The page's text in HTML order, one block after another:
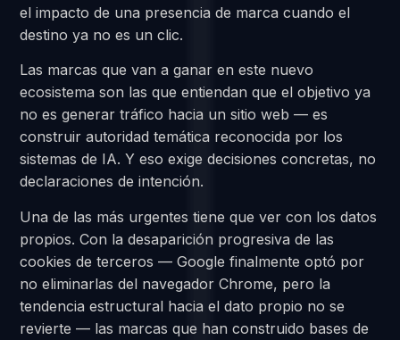
el impacto de una presencia de marca cuando el
destino ya no es un clic.
Las marcas que van a ganar en este nuevo
ecosistema son las que entiendan que el objetivo ya
no es generar tráfico hacia un sitio web — es
construir autoridad temática reconocida por los
sistemas de IA. Y eso exige decisiones concretas, no
declaraciones de intención.
Una de las más urgentes tiene que ver con los datos
propios. Con la desaparición progresiva de las
cookies de terceros — Google finalmente optó por
no eliminarlas del navegador Chrome, pero la
tendencia estructural hacia el dato propio no se
revierte — las marcas que han construido bases de